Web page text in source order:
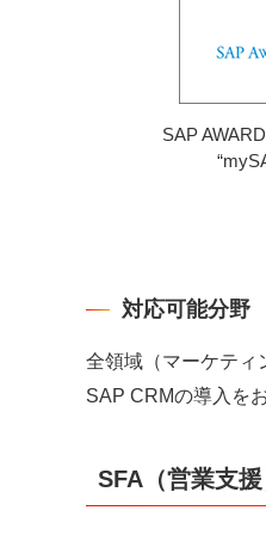
SAP
対応可能分野
全領域（マーケティ
SAP CRMの導入を
SFA（営業支